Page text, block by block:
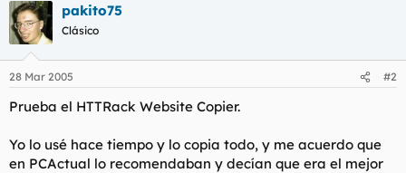
pakito75
Clásico
28 Mar 2005 #2
Prueba el HTTRack Website Copier.
Yo lo usé hace tiempo y lo copia todo, y me acuerdo que
en PCActual lo recomendaban y decían que era el mejor